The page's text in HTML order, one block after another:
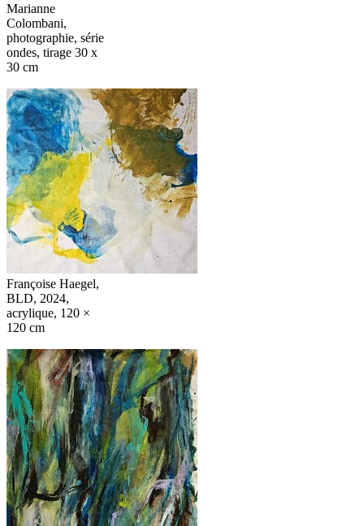
Marianne
Colombani,
photographie, série
ondes, tirage 30 x
30 cm
Françoise Haegel,
BLD, 2024,
acrylique, 120 ×
120 cm